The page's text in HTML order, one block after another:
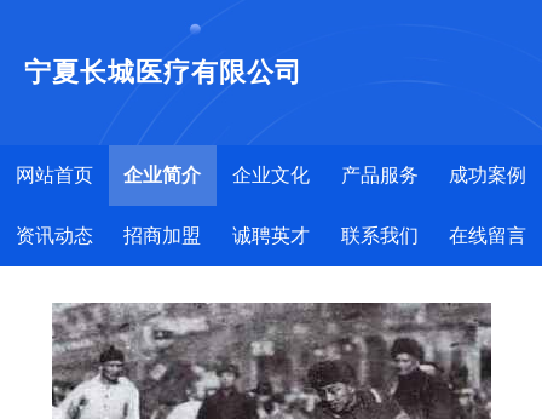
宁夏长城医疗有限公司
网站首页 企业简介 企业文化 产品服务 成功案例
资讯动态 招商加盟 诚聘英才 联系我们 在线留言